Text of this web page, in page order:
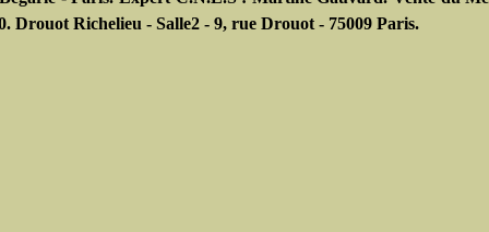
Drouot Richelieu - Salle2 - 9, rue Drouot - 75009 Paris.